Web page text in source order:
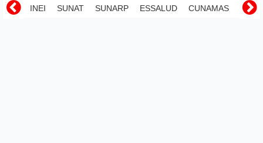
INEI SUNAT SUNARP ESSALUD CUNAMAS